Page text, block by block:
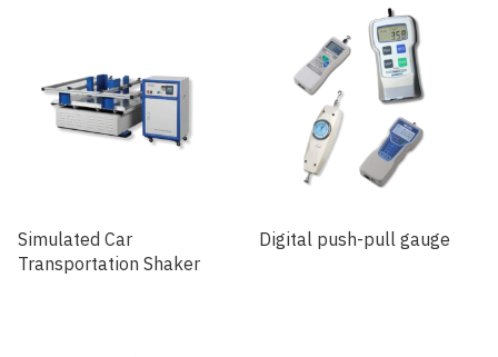
Simulated Car
Transportation Shaker
Digital push-pull gauge